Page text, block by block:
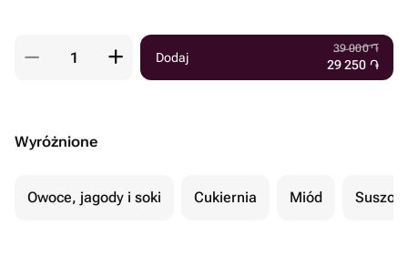
Dodaj
39 000֏
29 250 ֏
Wyróżnione
Owoce, jagody i soki Cukiernia Miód